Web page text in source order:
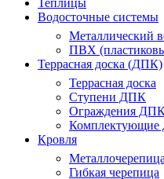
Теплицы
Водосточные системы
Металлический
ПВХ
Террасная доска (ДПК)
Террасная доска
Ступени ДПК
Ограждения
Комплектующие
Кровля
Гибкая черепица